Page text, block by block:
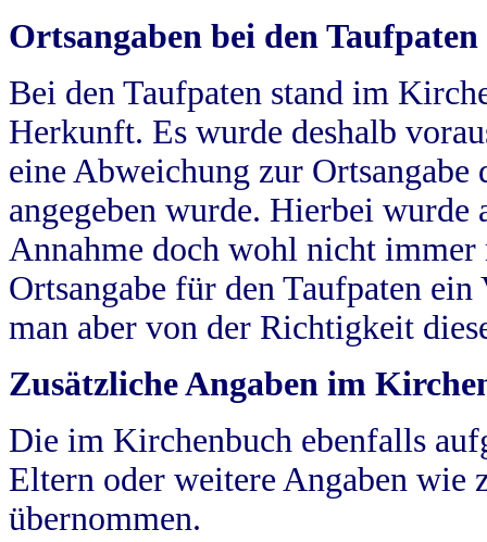
Ortsangaben bei den Taufpaten
Bei den Taufpaten stand im
Herkunft. Es wurde deshalb
eine Abweichung zur
angegeben wurde. Hierbei wurde
Annahme doch wohl nicht
Ortsangabe für den Taufpaten
man aber von der Richtigkeit
Zusätzliche Angaben im
Die im Kirchenbuch ebenfalls
Eltern oder weitere Angaben wie
übernommen.